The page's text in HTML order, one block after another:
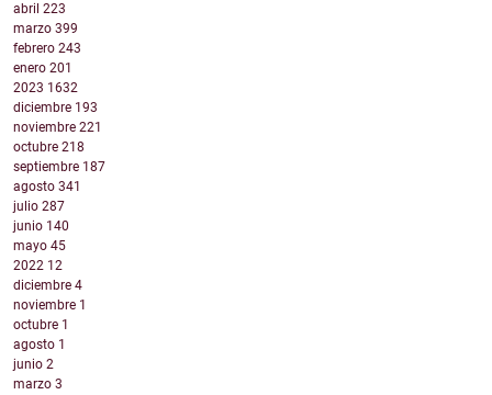
abril 223
marzo 399
febrero 243
enero 201
2023 1632
diciembre 193
noviembre 221
octubre 218
septiembre 187
agosto 341
julio 287
junio 140
mayo 45
2022 12
diciembre 4
noviembre 1
octubre 1
agosto 1
junio 2
marzo 3